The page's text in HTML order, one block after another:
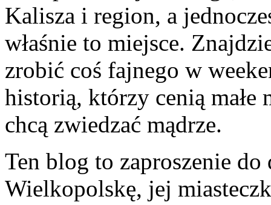
Kalisza i region, a
właśnie to miejsce.
zrobić coś fajnego w
historią, którzy cenią małe
chcą zwiedzać mądrze.
Ten blog to zaproszenie
Wielkopolskę, jej